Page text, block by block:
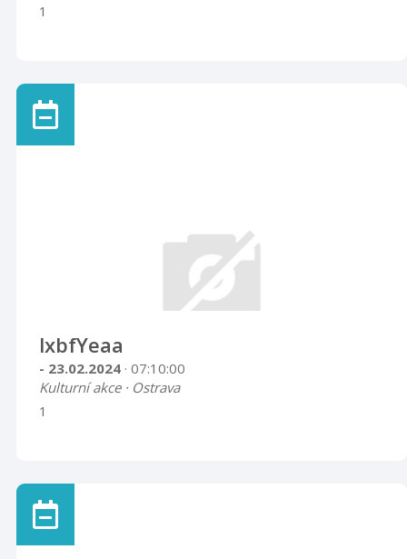
1
lxbfYeaa
- 23.02.2024 · 07:10:00
Kulturní akce · Ostrava
1